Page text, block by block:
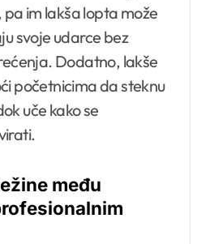
im lakša lopta može
svoje udarce bez
Dodatno, lakše
početnicima da steknu
uče kako se
među